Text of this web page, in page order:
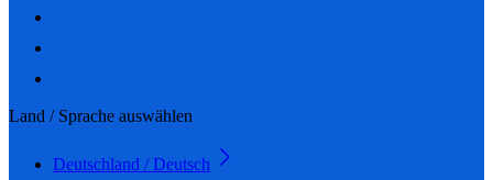
Land / Sprache auswählen
Deutschland / Deutsch